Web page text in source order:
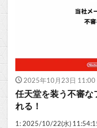
2025年10月23日 11:00
任天堂を装う不審な
れる！
1: 2025/10/22(水)